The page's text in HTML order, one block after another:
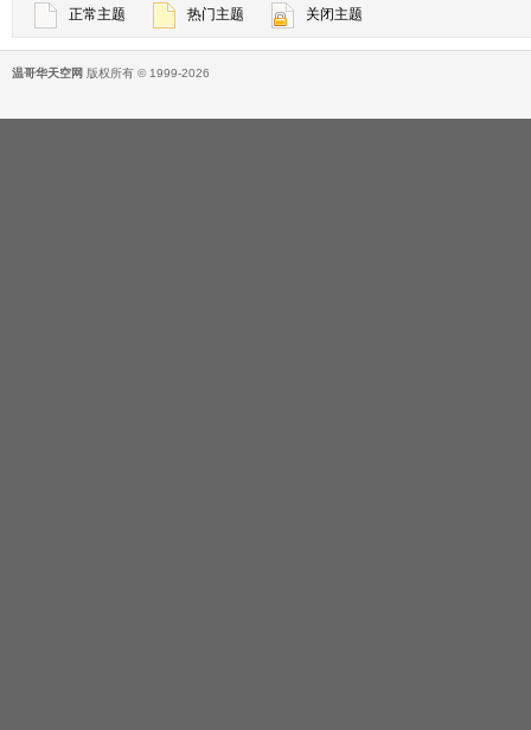
正常主题 热门主题 关闭主题
温哥华天空网 版权所有 © 1999-2026